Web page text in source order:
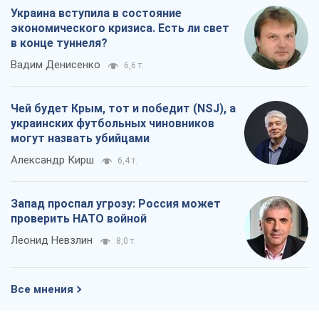
Украина вступила в состояние
экономического кризиса. Есть ли свет
в конце туннеля?
Вадим Денисенко 6,6 т.
Чей будет Крым, тот и победит (NSJ), а
украинских футбольных чиновников
могут назвать убийцами
Александр Кирш 6,4 т.
Запад проспал угрозу: Россия может
проверить НАТО войной
Леонид Невзлин 8,0 т.
Все мнения